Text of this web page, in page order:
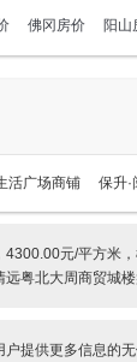
佛冈房价 阳山
活广场商铺 保升·
4300.00元/平方米
粤北大周商贸城楼
户提供更多信息的